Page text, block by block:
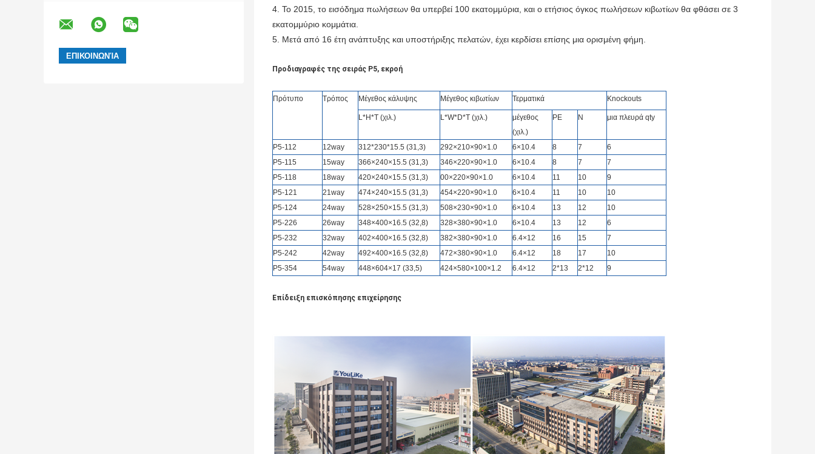
4. Το 2015, το εισόδημα πωλήσεων θα υπερβεί 100 εκατομμύρια, και ο ετήσιος όγκος πωλήσεων κιβωτίων θα φθάσει σε 3
εκατομμύριο κομμάτια.
5. Μετά από 16 έτη ανάπτυξης και υποστήριξης πελατών, έχει κερδίσει επίσης μια ορισμένη φήμη.
Προδιαγραφές της σειράς P5, εκροή
Πρότυπο Τρόπος Μέγεθος κάλυψης Μέγεθος κιβωτίων Τερματικά Knockouts
L*H*T (χιλ.) L*W*D*T (χιλ.)
μέγεθος
(χιλ.)
PE Ν μια πλευρά qty
P5-112 12way 312*230*15.5 (31,3) 292×210×90×1.0 6×10.4 8 7
6
P5-115
15way 366×240×15.5 (31,3) 346×220×90×1.0 6×10.4 8 7
7
P5-118
18way 420×240×15.5 (31,3) 00×220×90×1.0 6×10.4 11 10
9
P5-121
21way 474×240×15.5 (31,3) 454×220×90×1.0 6×10.4 11 10
10
P5-124
24way 528×250×15.5 (31,3) 508×230×90×1.0 6×10.4 13 12
10
P5-226
26way 348×400×16.5 (32,8) 328×380×90×1.0 6×10.4 13 12
6
P5-232
32way 402×400×16.5 (32,8) 382×380×90×1.0 6.4×12 16 15
7
P5-242
42way 492×400×16.5 (32,8) 472×380×90×1.0 6.4×12 18 17
10
P5-354
54way 448×604×17 (33,5) 424×580×100×1.2 6.4×12 2*13 2*12 9
Επίδειξη επισκόπησης επιχείρησης